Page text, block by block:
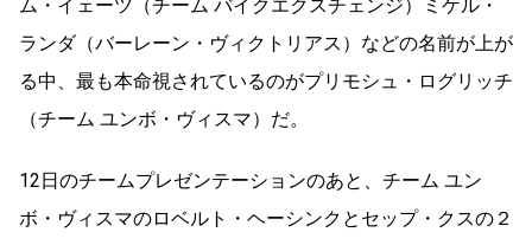
ム・イェーツ（チーム バイクエクスチェンジ）ミケル・
ランダ（バーレーン・ヴィクトリアス）などの名前が上が
る中、最も本命視されているのがプリモシュ・ログリッチ
（チーム ユンボ・ヴィスマ）だ。
12日のチームプレゼンテーションのあと、チーム ユン
ボ・ヴィスマのロベルト・ヘーシンクとセップ・クスの２